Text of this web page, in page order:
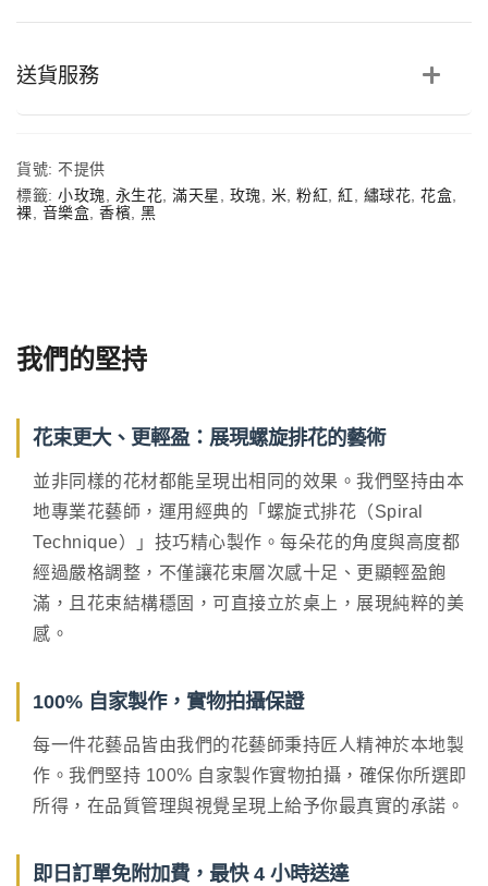
數
送貨服務
貨號: 不提供
標籤: 小玫瑰 永生花 滿天星 玫瑰 米 粉紅 紅 繡球花 花盒
裸
音樂盒 香檳 黑
我們的堅持
花束更大、更輕盈：展現螺旋排花的藝術
並非同樣的花材都能呈現出相同的效果。我們堅持由本
地專業花藝師，運用經典的「螺旋式排花（Spiral
Technique）」技巧精心製作。每朵花的角度與高度都
經過嚴格調整，不僅讓花束層次感十足、更顯輕盈飽
滿，且花束結構穩固，可直接立於桌上，展現純粹的美
感。
100% 自家製作，實物拍攝保證
每一件花藝品皆由我們的花藝師秉持匠人精神於本地製
作。我們堅持 100% 自家製作實物拍攝，確保你所選即
所得，在品質管理與視覺呈現上給予你最真實的承諾。
即日訂單免附加費，最快 4 小時送達